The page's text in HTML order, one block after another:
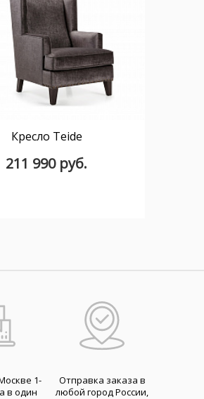
Кресло Teide
211 990 руб.
1-
в один
Отправка заказа в
любой город России,